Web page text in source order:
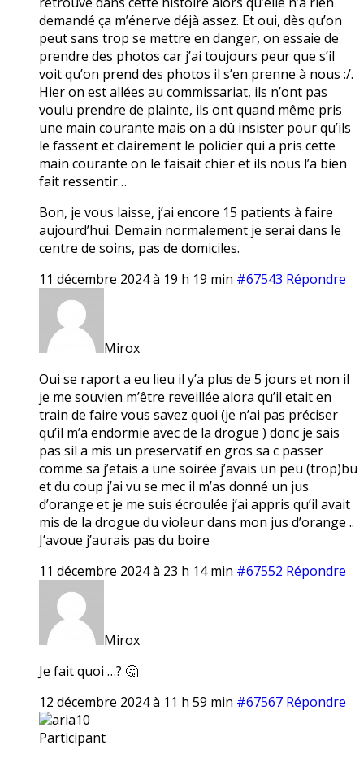
demandé ça m’énerve déjà assez. Et oui, dès qu’on
peut sans trop se mettre en danger, on essaie de
prendre des photos car j’ai toujours peur que s’il
voit qu’on prend des photos il s’en prenne à nous :/.
Hier on est allées au commissariat, ils n’ont pas
voulu prendre de plainte, ils ont quand même pris
une main courante mais on a dû insister pour qu’ils
le fassent et clairement le policier qui a pris cette
main courante on le faisait chier et ils nous l’a bien
fait ressentir…
Bon, je vous laisse, j’ai encore 15 patients à faire
aujourd’hui. Demain normalement je serai dans le
centre de soins, pas de domiciles.
11 décembre 2024 à 19 h 19 min #67543 Répondre
Mirox
Oui se raport a eu lieu il y’a plus de 5 jours et non il
je me souvien m’être reveillée alora qu’il etait en
train de faire vous savez quoi (je n’ai pas préciser
qu’il m’a endormie avec de la drogue ) donc je sais
pas sil a mis un preservatif en gros sa c passer
comme sa j’etais a une soirée j’avais un peu (trop)bu
et du coup j’ai vu se mec il m’as donné un jus
d’orange et je me suis écroulée j’ai appris qu’il avait
mis de la drogue du violeur dans mon jus d’orange ..
J’avoue j’aurais pas du boire
11 décembre 2024 à 23 h 14 min #67552 Répondre
Mirox
Je fait quoi …? 🤔
12 décembre 2024 à 11 h 59 min #67567 Répondre
aria10
Participant